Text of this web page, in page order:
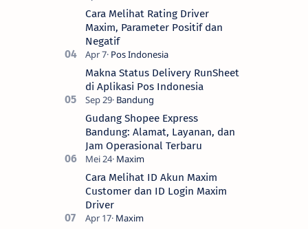
Cara Melihat Rating Driver
Maxim, Parameter Positif dan
Negatif
Makna Status Delivery RunSheet
di Aplikasi Pos Indonesia
Gudang Shopee Express
Bandung: Alamat, Layanan, dan
Jam Operasional Terbaru
Cara Melihat ID Akun Maxim
Customer dan ID Login Maxim
Driver